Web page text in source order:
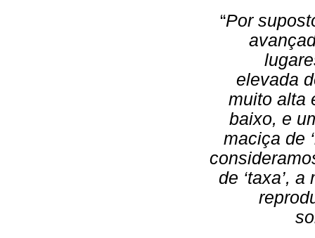
“Por
elevada
muito alta
baixo, e
maciça de
de ‘taxa’,